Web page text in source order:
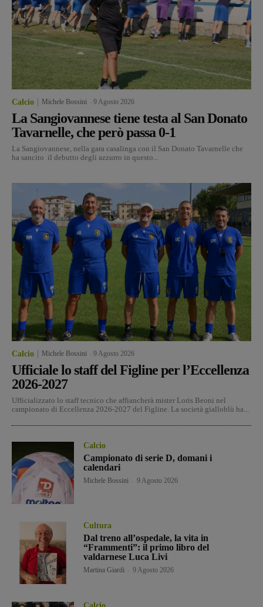
Calcio Michele Bossini 9 Agosto 2026
La Sangiovannese tiene testa al San Donato
Tavarnelle, che però passa 0-1
La Sangiovannese, nella gara casalinga con il San Donato Tavarnelle che
ha sancito il debutto degli azzurro in questo...
Calcio Michele Bossini 9 Agosto 2026
Ufficiale lo staff del Figline per l’Eccellenza
2026-2027
Ufficializzato lo staff tecnico che affiancherà mister Loris Beoni nel
campionato di Eccellenza 2026-2027 del Figline. La società gialloblù ha...
Calcio
Campionato di serie D, domani i
calendari
Michele Bossini 9 Agosto 2026
Cultura
Dal treno all’ospedale, la vita in
“Frammenti”: il primo libro del
valdarnese Luca Livi
Martina Giardi 9 Agosto 2026